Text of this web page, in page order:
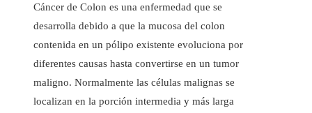
Cáncer de Colon es una enfermedad que se
desarrolla debido a que la mucosa del colon
contenida en un pólipo existente evoluciona por
diferentes causas hasta convertirse en un tumor
maligno. Normalmente las células malignas se
localizan en la porción intermedia y más larga